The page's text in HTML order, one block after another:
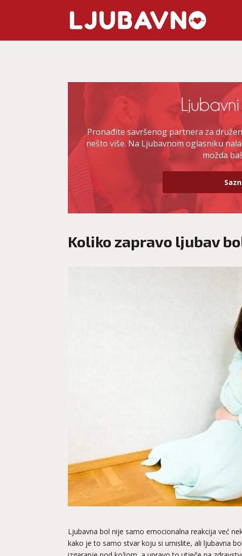
Pronađite savršenog partnera za
nešto više. Na Ljubavnom oglasniku
možda
Koliko zapravo ljubav
Ljubavna bol nije samo emocionalna reakcija već
kako je to samo stvar koju si umislite, ali ljubavna